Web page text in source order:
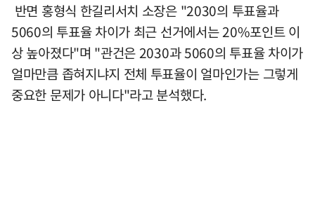
반면 홍형식 한길리서치 소장은 "2030의 투표율과
5060의 투표율 차이가 최근 선거에서는 20%포인트 이
상 높아졌다"며 "관건은 2030과 5060의 투표율 차이가
얼마만큼 좁혀지냐지 전체 투표율이 얼마인가는 그렇게
중요한 문제가 아니다"라고 분석했다.